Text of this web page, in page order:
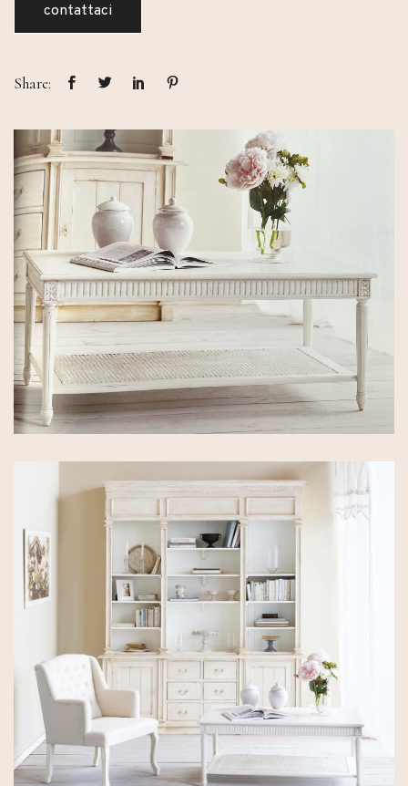
contattaci
Share: